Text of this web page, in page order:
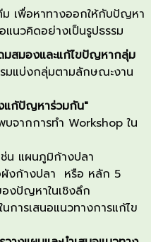
ม เพื่อหาทางออกให้กับปัญหา
นวคิดอย่างเป็นรูปธรรม
มสมองและแก้ไขปัญหากลุ่ม
รมแบ่งกลุ่มตามลักษณะงาน
แก้ปัญหาร่วมกัน"
จากการทำ Workshop ใน
ช่น แผนภูมิก้างปลา
ผังก้างปลา หรือ หลัก 5
องปัญหาในเชิงลึก
นการเสนอแนวทางการแก้ไข